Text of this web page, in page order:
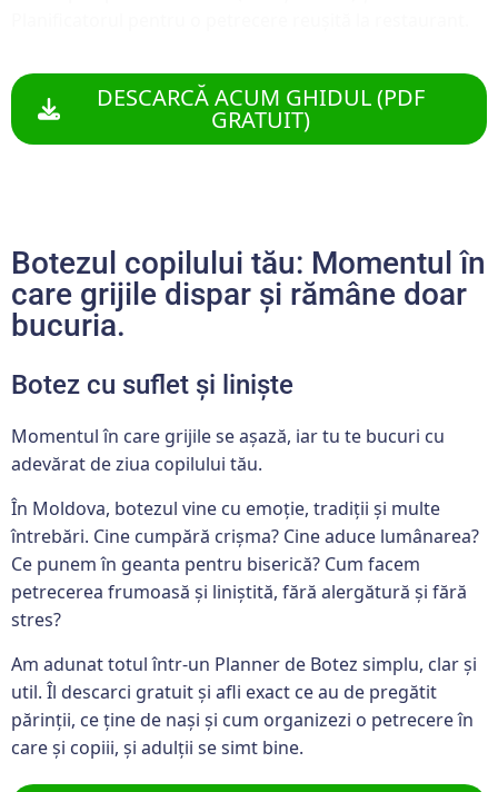
DESCARCĂ ACUM GHIDUL (PDF
GRATUIT)
Botezul copilului tău: Momentul în
care grijile dispar și rămâne doar
bucuria.
Botez cu suflet și liniște
Momentul în care grijile se așază, iar tu te bucuri cu
adevărat de ziua copilului tău.
În Moldova, botezul vine cu emoție, tradiții și multe
întrebări. Cine cumpără crișma? Cine aduce lumânarea?
Ce punem în geanta pentru biserică? Cum facem
petrecerea frumoasă și liniștită, fără alergătură și fără
stres?
Am adunat totul într-un Planner de Botez simplu, clar și
util. Îl descarci gratuit și afli exact ce au de pregătit
părinții, ce ține de nași și cum organizezi o petrecere în
care și copiii, și adulții se simt bine.